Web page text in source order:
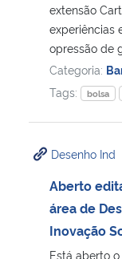
extensão
experiências
opressão de
Categoria:
Tags:
bolsa
Desenho Ind
Aberto
área de
Inovação
Está aberto